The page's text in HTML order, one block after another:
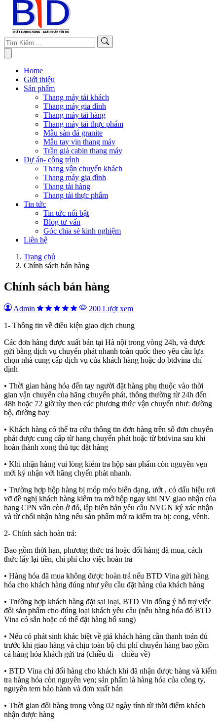
Home
Giới thiệu
Sản phẩm
Thang máy tải khách
Thang máy gia đình
Thang máy tải hàng
Thang máy tải thực phẩm
Mẫu sàn đá granite
Mẫu tay vịn thang máy
Trần giả cabin thang máy
Dự án- công trình
Thang vận chuyển khách
Thang máy gia đình
Thang tải hàng
Thang tải thực phẩm
Tin tức
Tin tức nổi bật
Blog tư vấn
Góc chia sẻ kinh nghiệm
Liên hệ
Trang chủ
Chính sách bán hàng
Chính sách bán hàng
Admin
200 Lượt xem
1- Thông tin về điều kiện giao dịch chung
Các đơn hàng được xuất bán tại Hà nội trong vòng 24h, và được
gửi bằng dịch vụ chuyển phát nhanh toàn quốc theo yêu cầu lựa
chọn nhà cung cấp dịch vụ của khách hàng hoặc do btdvina chỉ
định
• Thời gian hàng hóa đến tay người đặt hàng phụ thuộc vào thời
gian vận chuyển của hãng chuyển phát, thông thường từ 24h đến
48h hoặc 72 giờ tùy theo các phương thức vận chuyển như: đường
bộ, đường bay
• Khách hàng có thể tra cứu thông tin đơn hàng trên số đơn chuyển
phát được cung cấp từ hang chuyển phát hoặc từ btdvina sau khi
hoàn thành xong thủ tục đặt hàng
• Khi nhận hàng vui lòng kiểm tra hộp sản phẩm còn nguyên vẹn
mới ký nhận với hãng chyển phát nhanh.
• Trường hợp hộp hàng bị móp méo biến dạng, ướt , có dấu hiệu rơi
vỡ đề nghị khách hàng kiểm tra mở hộp ngay khi NV giao nhận của
hang CPN vẫn còn ở đó, lập biên bản yêu cầu NVGN ký xác nhận
và từ chối nhận hàng nếu sản phẩm mở ra kiểm tra bị: cong, vênh.
2- Chính sách hoàn trả:
Bao gồm thời hạn, phương thức trả hoặc đổi hàng đã mua, cách
thức lấy lại tiền, chi phí cho việc hoàn trả
• Hàng hóa đã mua không được hoàn trả nếu BTD Vina gửi hàng
hóa cho khách hàng đúng như yêu cầu đặt hàng của khách hàng
• Trường hợp khách hàng đặt sai loại, BTD Vin đồng ý hỗ trợ việc
đổi sản phẩm cho đúng loại khách yêu cầu (nếu hàng hóa đó BTD
Vina có sẵn hoặc có thể đặt hàng bổ sung)
• Nếu có phát sinh khác biệt về giá khách hàng cần thanh toán đủ
trước khi giao hàng và chịu toàn bộ chi phí chuyển hàng bao gồm
cả hàng hóa khách gửi trả (chiều đi – chiều về)
• BTD Vina chỉ đổi hàng cho khách khi đã nhận được hàng và kiểm
tra hàng hóa còn nguyên vẹn; sản phẩm là hàng hóa của công ty,
nguyên tem bảo hành và đơn xuất bán
• Thời gian đổi hàng trong vòng 02 ngày tính từ thời điểm khách
nhận được hàng